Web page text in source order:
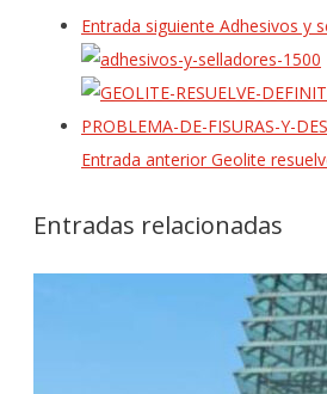
Entrada siguiente Adhesivos y
Entrada anterior Geolite
Entradas relacionadas